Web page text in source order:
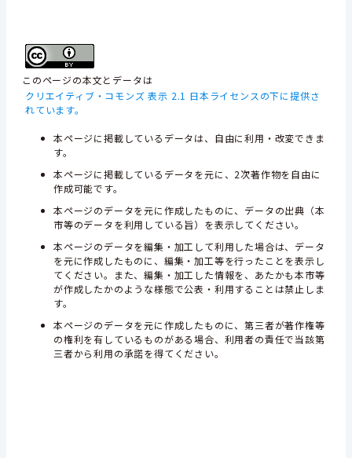
このページの本文とデータは
クリエイティブ・コモンズ 表示 2.1 日本ライセンスの下に提供さ
れています。
本ページに掲載しているデータは、自由に利用・改変できま
す。
本ページに掲載しているデータを元に、2次著作物を自由に
作成可能です。
本ページのデータを元に作成したものに、データの出典（本
市等のデータを利用している旨）を表示してください。
本ページのデータを編集・加工して利用した場合は、データ
を元に作成したものに、編集・加工等を行ったことを表示し
てください。また、編集・加工した情報を、あたかも本市等
が作成したかのような様態で公表・利用することは禁止しま
す。
本ページのデータを元に作成したものに、第三者が著作権等
の権利を有しているものがある場合、利用者の責任で当該第
三者から利用の承諾を得てください。